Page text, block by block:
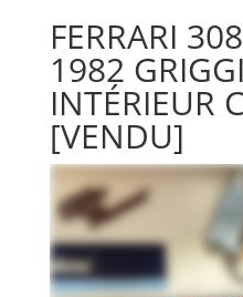
FERRARI
1982
INTÉRIEUR
[VENDU]